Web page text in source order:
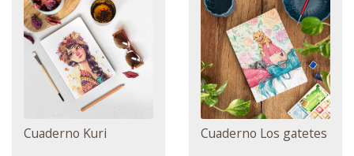
Cuaderno Kuri Cuaderno Los gatetes